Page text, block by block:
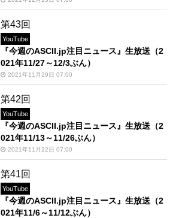
第43回
YouTube
『今週のASCII.jp注目ニュース』生放送（2
021年11/27～12/3ぶん）
2021年11月29日 07:00
第42回
YouTube
『今週のASCII.jp注目ニュース』生放送（2
021年11/13～11/26ぶん）
2021年11月22日 07:00
第41回
YouTube
『今週のASCII.jp注目ニュース』生放送（2
021年11/6～11/12ぶん）